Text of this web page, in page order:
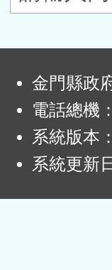
按
鈕
區金門縣政
電話總機
系統版本：
系統更新